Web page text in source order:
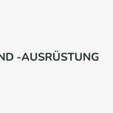
-AUSRÜSTUNG